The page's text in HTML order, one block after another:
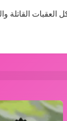
القاتلة